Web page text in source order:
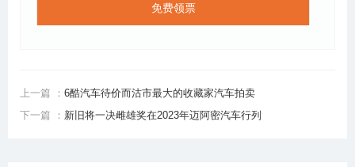
免费领票
上一篇 ： 6酷汽车待价而沽市最大的收藏家汽车拍卖
下一篇 ： 新旧将一决雌雄奖在2023年迈阿密汽车行列